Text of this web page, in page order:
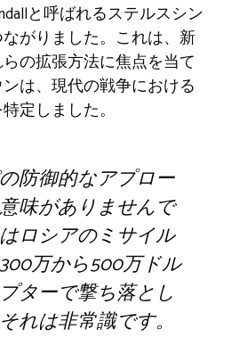
と呼ばれるステルスシン
がりました。これは、新
の拡張方法に焦点を当て
は、現代の戦争における
定しました。
防御的なアプロー
味がありませんで
ロシアのミサイル
万から500万ドル
ターで撃ち落とし
れは非常識です。